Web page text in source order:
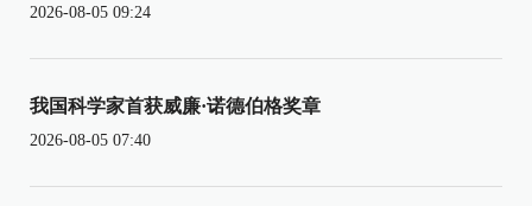
2026-08-05 09:24
我国科学家首获威廉·诺德伯格奖章
2026-08-05 07:40